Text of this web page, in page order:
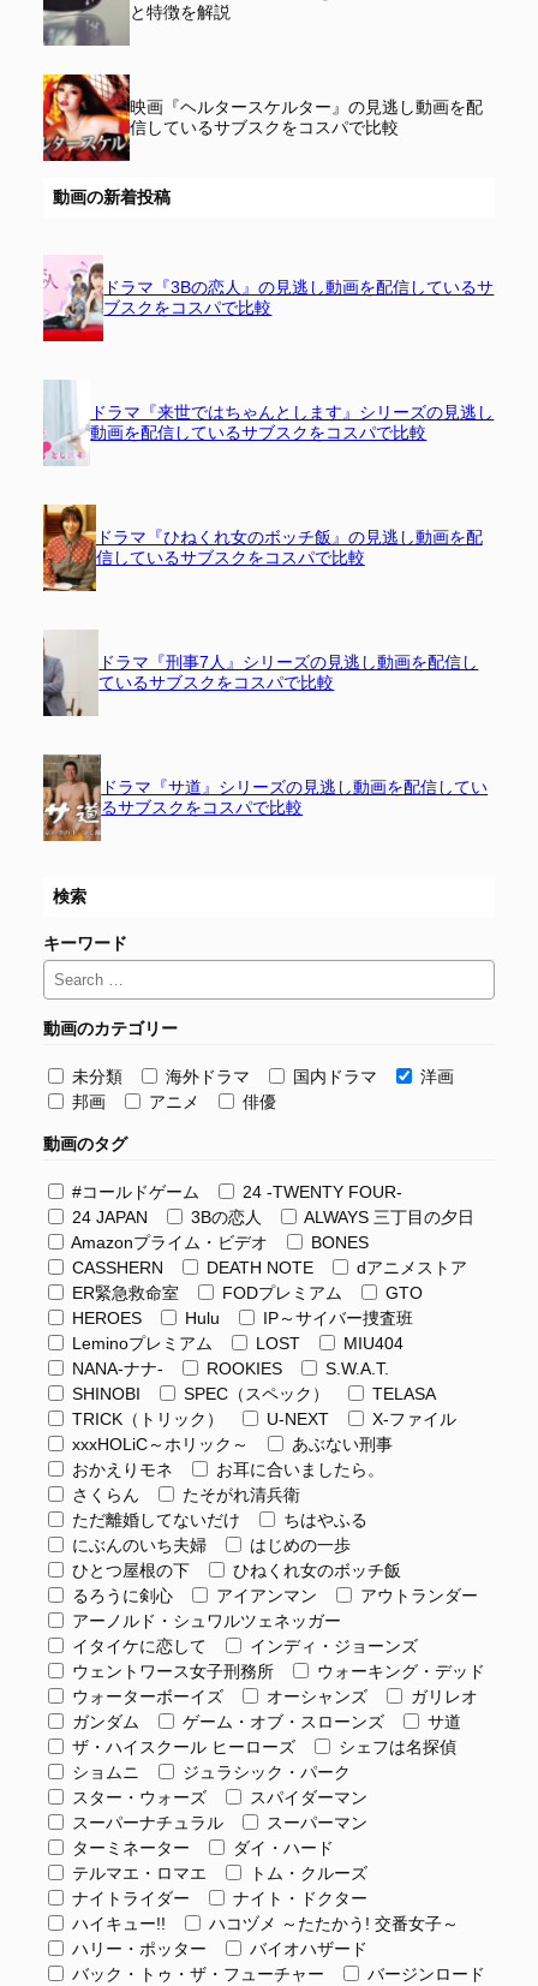
と特徴を解説
映画『ヘルタースケルター』の見逃し動画を配
信しているサブスクをコスパで比較
動画の新着投稿
ドラマ『3Bの恋人』の見逃し動画を配信しているサ
ブスクをコスパで比較
ドラマ『来世ではちゃんとします』シリーズの見逃し
動画を配信しているサブスクをコスパで比較
ドラマ『ひねくれ女のボッチ飯』の見逃し動画を配
信しているサブスクをコスパで比較
ドラマ『刑事7人』シリーズの見逃し動画を配信し
ているサブスクをコスパで比較
ドラマ『サ道』シリーズの見逃し動画を配信してい
るサブスクをコスパで比較
検索
キーワード
動画のカテゴリー
未分類 海外ドラマ 国内ドラマ
洋画
邦画
アニメ 俳優
動画のタグ
#コールドゲーム
24 -TWENTY FOUR-
24 JAPAN
3Bの恋人
ALWAYS 三丁目の夕日
Amazonプライム・ビデオ
BONES
CASSHERN
DEATH NOTE
dアニメストア
ER緊急救命室
FODプレミアム
GTO
HEROES
Hulu
IP～サイバー捜査班
Leminoプレミアム
LOST
MIU404
NANA-ナナ-
ROOKIES
S.W.A.T.
SHINOBI
SPEC（スペック）
TELASA
TRICK（トリック）
U-NEXT
X-ファイル
xxxHOLiC～ホリック～
あぶない刑事
おかえりモネ
お耳に合いましたら。
さくらん
たそがれ清兵衛
ただ離婚してないだけ
ちはやふる
にぶんのいち夫婦
はじめの一歩
ひとつ屋根の下
ひねくれ女のボッチ飯
るろうに剣心
アイアンマン
アウトランダー
アーノルド・シュワルツェネッガー
イタイケに恋して
インディ・ジョーンズ
ウェントワース女子刑務所
ウォーキング・デッド
ウォーターボーイズ
オーシャンズ
ガリレオ
ガンダム
ゲーム・オブ・スローンズ
サ道
ザ・ハイスクール ヒーローズ
シェフは名探偵
ショムニ
ジュラシック・パーク
スター・ウォーズ
スパイダーマン
スーパーナチュラル
スーパーマン
ターミネーター
ダイ・ハード
テルマエ・ロマエ
トム・クルーズ
ナイトライダー
ナイト・ドクター
ハイキュー!!
ハコヅメ ～たたかう! 交番女子～
ハリー・ポッター
バイオハザード
バック・トゥ・ザ・フューチャー
バージンロード